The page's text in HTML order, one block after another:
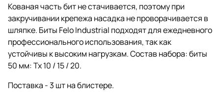
Кованая часть бит не стачивается, поэтому при
закручивании крепежа насадка не проворачивается в
шляпке. Биты Felo Industrial подходят для ежедневного
профессионального использования, так как
устойчивы к высоким нагрузкам. Состав набора: биты
50 мм: Тх 10 / 15 / 20.
Поставка - 3 шт на блистере.